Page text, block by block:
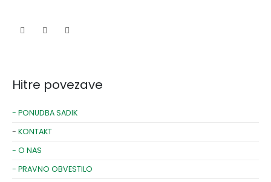
Hitre povezave
- PONUDBA SADIK
- KONTAKT
- O NAS
- PRAVNO OBVESTILO